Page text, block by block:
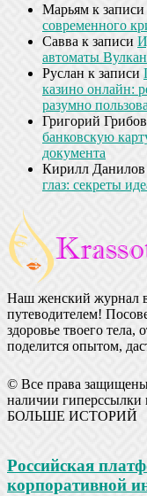
Марьям к записи
современного
Савва к записи
автоматы Вулкан
Руслан к записи
казино онлайн:
разумно
Григорий Грибов
банковскую
документа
Кирилл Данилов
глаз: секреты
Наш женский журнал
путеводителем!
здоровье твоего тела,
поделится опытом,
© Все права
наличии гиперссылки
БОЛЬШЕ ИСТОРИЙ
Российская
корпоративной